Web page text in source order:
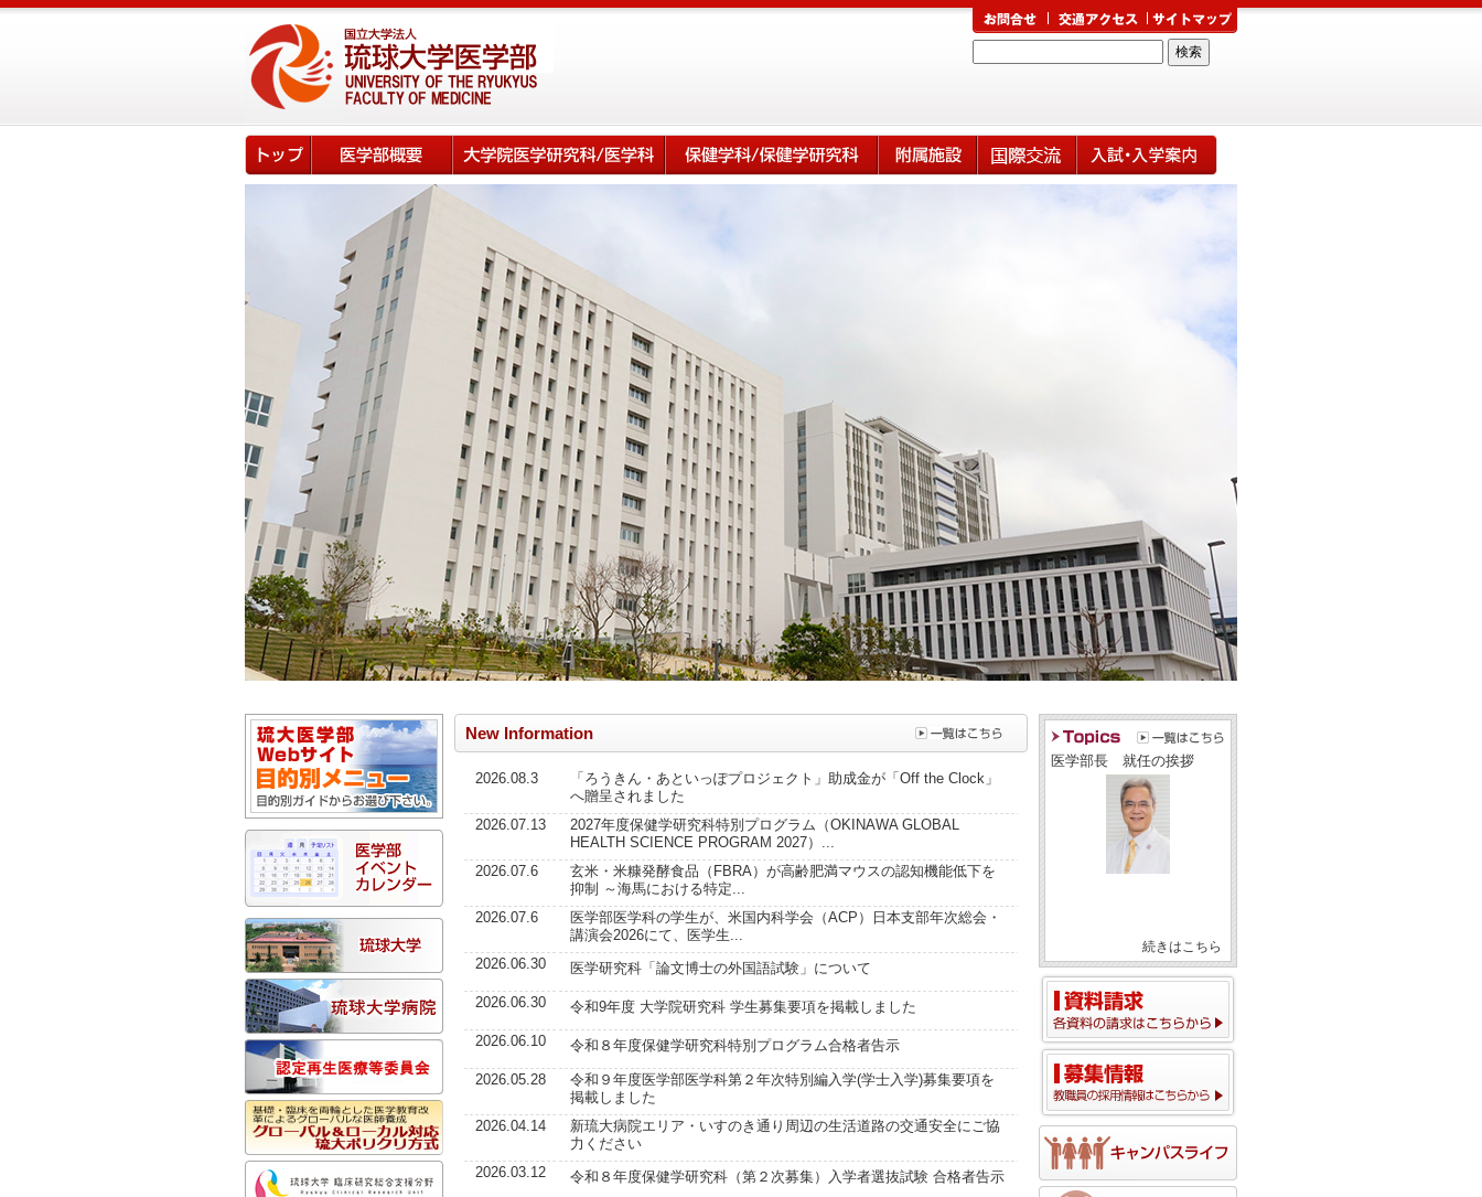
New Information
2026.08.3
「ろうきん・あといっぽプロジェクト」助成金が「Off the Clock」
へ贈呈されました
2026.07.13
2027年度保健学研究科特別プログラム（OKINAWA GLOBAL
HEALTH SCIENCE PROGRAM 2027）...
2026.07.6
玄米・米糠発酵食品（FBRA）が高齢肥満マウスの認知機能低下を
抑制 ～海馬における特定...
2026.07.6
医学部医学科の学生が、米国内科学会（ACP）日本支部年次総会・
講演会2026にて、医学生...
2026.06.30
医学研究科「論文博士の外国語試験」について
2026.06.30 令和9年度 大学院研究科 学生募集要項を掲載しました
2026.06.10 令和８年度保健学研究科特別プログラム合格者告示
2026.05.28
令和９年度医学部医学科第２年次特別編入学(学士入学)募集要項を
掲載しました
2026.04.14
新琉大病院エリア・いすのき通り周辺の生活道路の交通安全にご協
力ください
2026.03.12
令和８年度保健学研究科（第２次募集）入学者選抜試験 合格者告示
医学部長 就任の挨拶
続きはこちら